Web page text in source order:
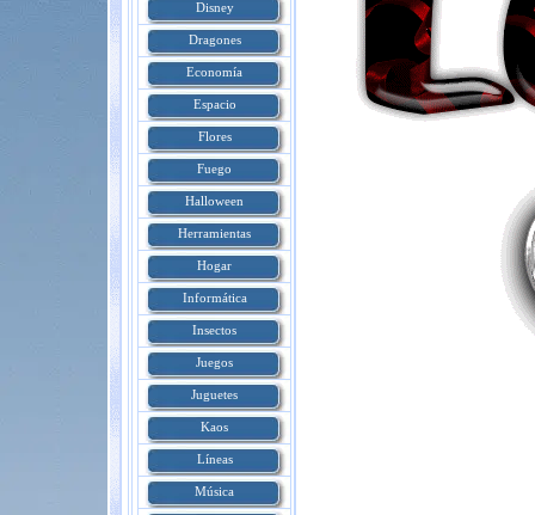
Disney
Dragones
Economía
Espacio
Flores
Fuego
Halloween
Herramientas
Hogar
Informática
Insectos
Juegos
Juguetes
Kaos
Líneas
Música